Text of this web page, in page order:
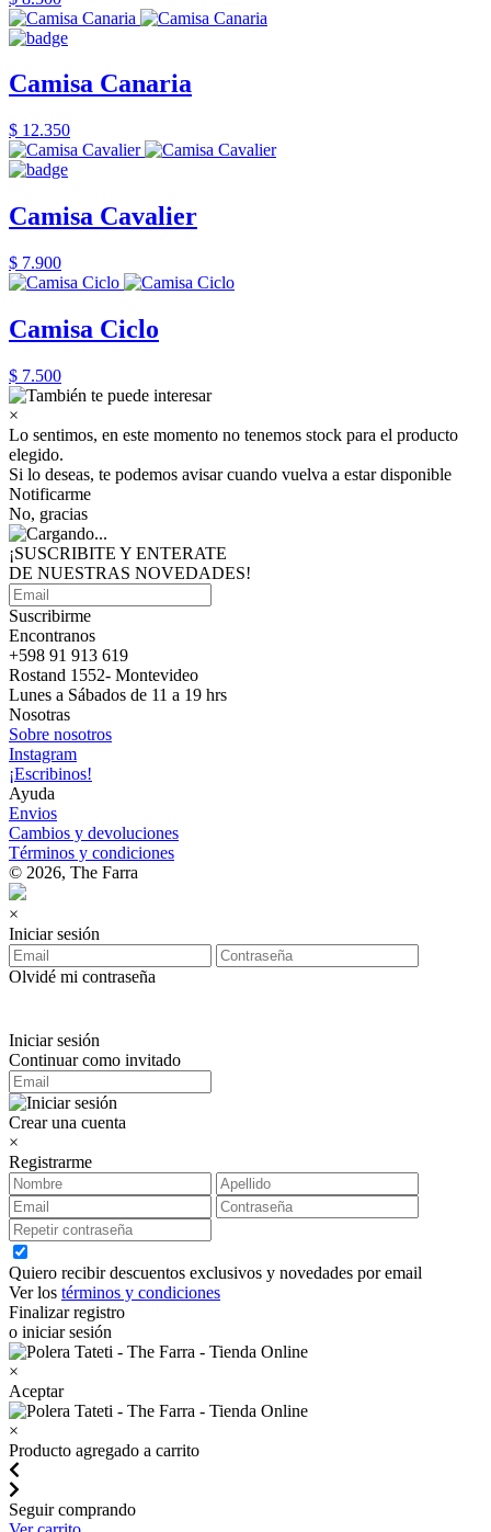
Camisa Canaria
$ 12.350
Camisa Cavalier
$ 7.900
Camisa Ciclo
$ 7.500
×
Lo sentimos, en este momento no tenemos stock para el producto
elegido.
Si lo deseas, te podemos avisar cuando vuelva a estar disponible
Notificarme
No, gracias
¡SUSCRIBITE Y ENTERATE
DE NUESTRAS NOVEDADES!
Suscribirme
Encontranos
+598 91 913 619
Rostand 1552- Montevideo
Lunes a Sábados de 11 a 19 hrs
Nosotras
Sobre nosotros
Instagram
¡Escribinos!
Ayuda
Envios
Cambios y devoluciones
Términos y condiciones
© 2026, The Farra
×
Iniciar sesión
Olvidé mi contraseña
Iniciar sesión
Continuar como invitado
Crear una cuenta
×
Registrarme
Quiero recibir descuentos exclusivos y novedades por email
Ver los términos y condiciones
Finalizar registro
o iniciar sesión
×
Aceptar
×
Producto agregado a carrito
Seguir comprando